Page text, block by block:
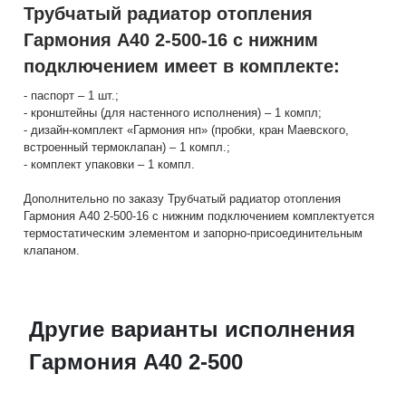
Трубчатый радиатор отопления
Гармония А40 2-500-16 с нижним
подключением имеет в комплекте:
- паспорт – 1 шт.;
- кронштейны (для настенного исполнения) – 1 компл;
- дизайн-комплект «Гармония нп» (пробки, кран Маевского,
встроенный термоклапан) – 1 компл.;
- комплект упаковки – 1 компл.
Дополнительно по заказу Трубчатый радиатор отопления
Гармония А40 2-500-16 с нижним подключением комплектуется
термостатическим элементом и запорно-присоединительным
клапаном.
Другие варианты исполнения
Гармония А40 2-500